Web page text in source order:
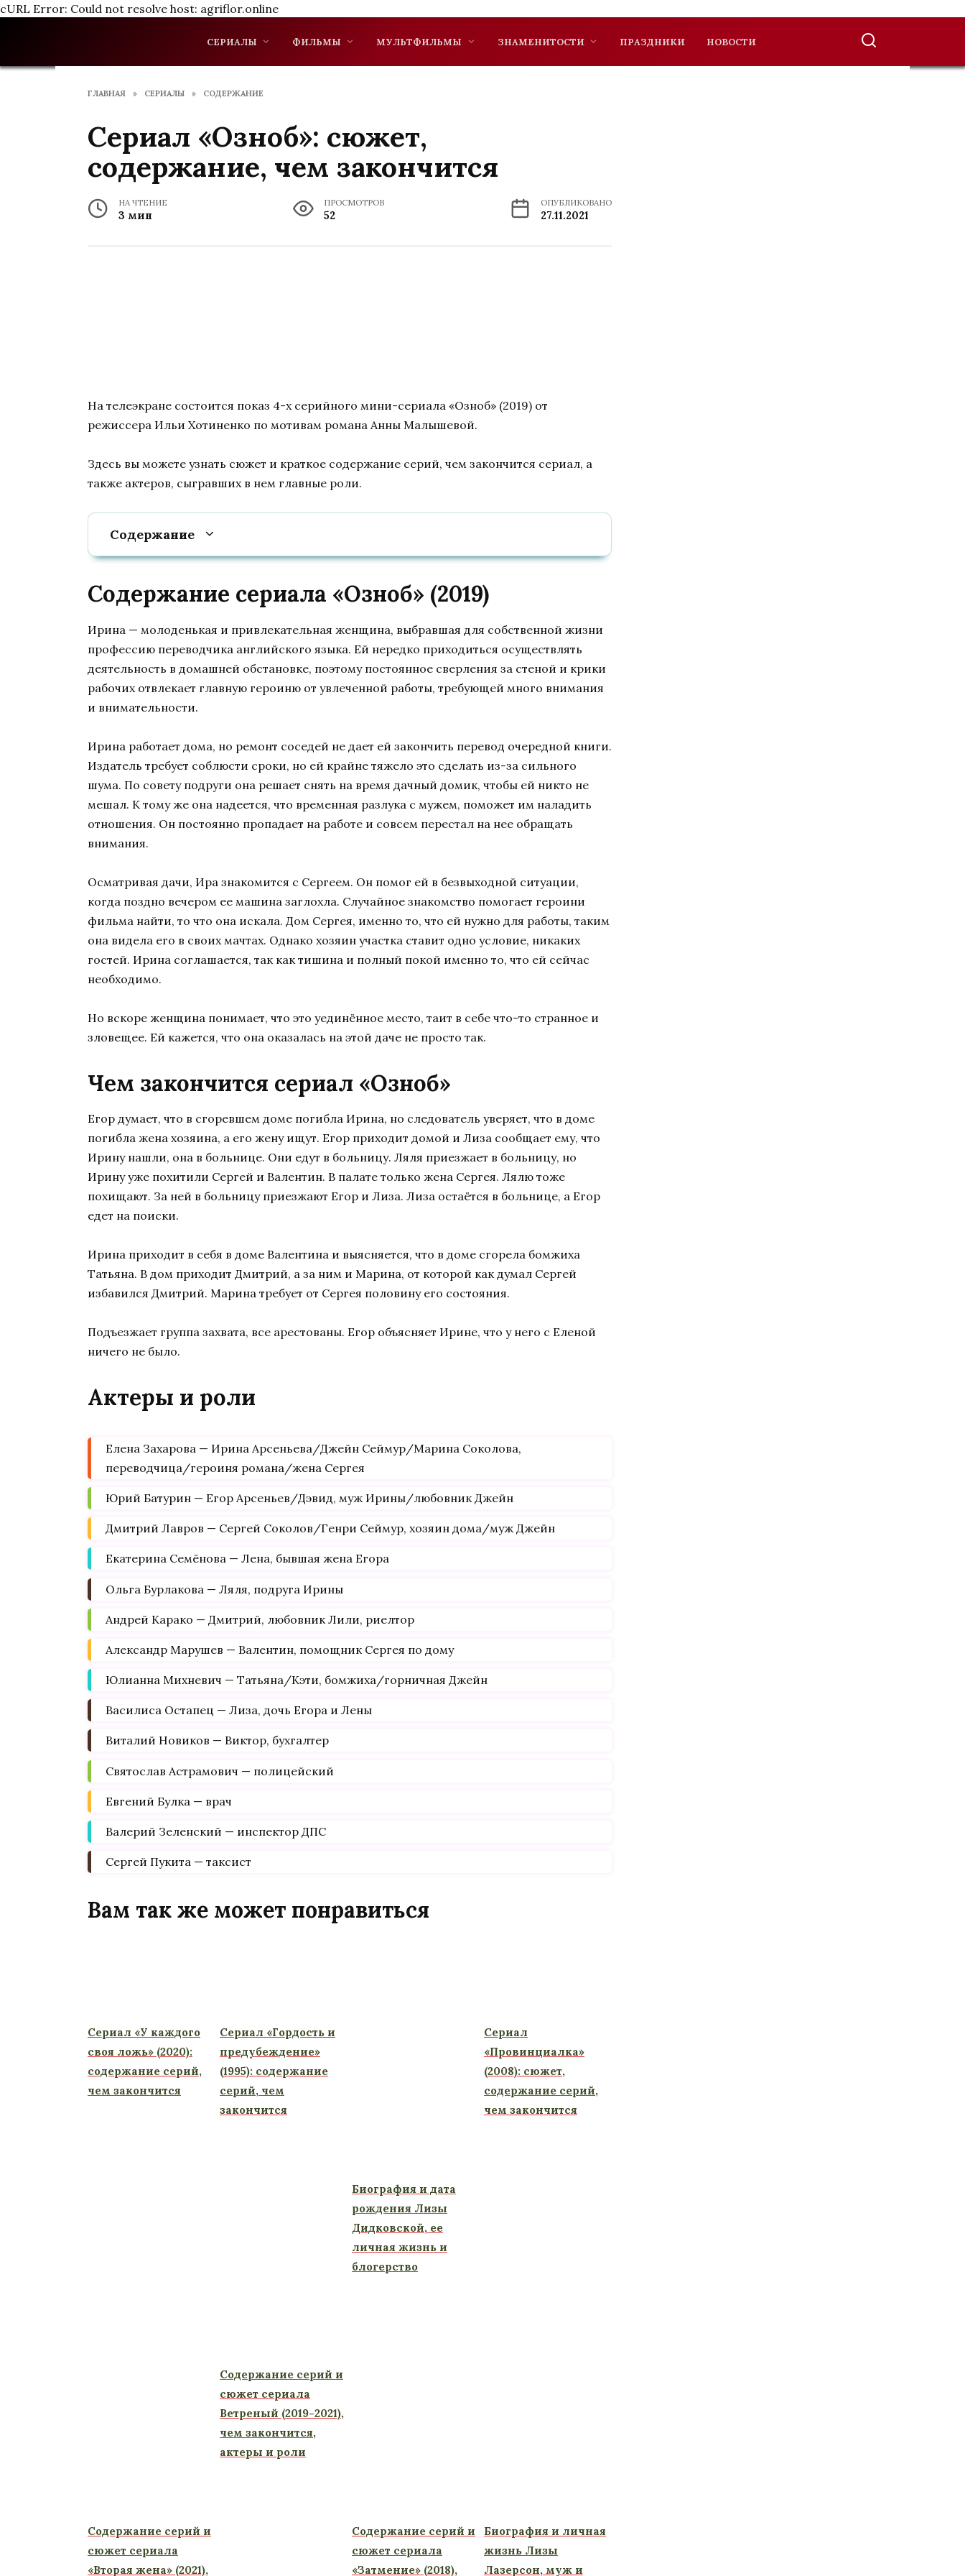
cURL Error: Could not resolve host: agriflor.online
СЕРИАЛЫ ФИЛЬМЫ МУЛЬТФИЛЬМЫ ЗНАМЕНИТОСТИ ПРАЗДНИКИ НОВОСТИ
ГЛАВНАЯ » СЕРИАЛЫ » СОДЕРЖАНИЕ
Сериал «Озноб»: сюжет,
содержание, чем закончится
НА ЧТЕНИЕ
3 мин
ПРОСМОТРОВ
52
ОПУБЛИКОВАНО
27.11.2021
На телеэкране состоится показ 4-х серийного мини-сериала «Озноб» (2019) от
режиссера Ильи Хотиненко по мотивам романа Анны Малышевой.
Здесь вы можете узнать сюжет и краткое содержание серий, чем закончится сериал, а
также актеров, сыгравших в нем главные роли.
Содержание
Содержание сериала «Озноб» (2019)
Ирина — молоденькая и привлекательная женщина, выбравшая для собственной жизни
профессию переводчика английского языка. Ей нередко приходиться осуществлять
деятельность в домашней обстановке, поэтому постоянное сверления за стеной и крики
рабочих отвлекает главную героиню от увлеченной работы, требующей много внимания
и внимательности.
Ирина работает дома, но ремонт соседей не дает ей закончить перевод очередной книги.
Издатель требует соблюсти сроки, но ей крайне тяжело это сделать из-за сильного
шума. По совету подруги она решает снять на время дачный домик, чтобы ей никто не
мешал. К тому же она надеется, что временная разлука с мужем, поможет им наладить
отношения. Он постоянно пропадает на работе и совсем перестал на нее обращать
внимания.
Осматривая дачи, Ира знакомится с Сергеем. Он помог ей в безвыходной ситуации,
когда поздно вечером ее машина заглохла. Случайное знакомство помогает героини
фильма найти, то что она искала. Дом Сергея, именно то, что ей нужно для работы, таким
она видела его в своих мачтах. Однако хозяин участка ставит одно условие, никаких
гостей. Ирина соглашается, так как тишина и полный покой именно то, что ей сейчас
необходимо.
Но вскоре женщина понимает, что это уединённое место, таит в себе что-то странное и
зловещее. Ей кажется, что она оказалась на этой даче не просто так.
Чем закончится сериал «Озноб»
Егор думает, что в сгоревшем доме погибла Ирина, но следователь уверяет, что в доме
погибла жена хозяина, а его жену ищут. Егор приходит домой и Лиза сообщает ему, что
Ирину нашли, она в больнице. Они едут в больницу. Ляля приезжает в больницу, но
Ирину уже похитили Сергей и Валентин. В палате только жена Сергея. Лялю тоже
похищают. За ней в больницу приезжают Егор и Лиза. Лиза остаётся в больнице, а Егор
едет на поиски.
Ирина приходит в себя в доме Валентина и выясняется, что в доме сгорела бомжиха
Татьяна. В дом приходит Дмитрий, а за ним и Марина, от которой как думал Сергей
избавился Дмитрий. Марина требует от Сергея половину его состояния.
Подъезжает группа захвата, все арестованы. Егор объясняет Ирине, что у него с Еленой
ничего не было.
Актеры и роли
Елена Захарова — Ирина Арсеньева/Джейн Сеймур/Марина Соколова,
переводчица/героиня романа/жена Сергея
Юрий Батурин — Егор Арсеньев/Дэвид, муж Ирины/любовник Джейн
Дмитрий Лавров — Сергей Соколов/Генри Сеймур, хозяин дома/муж Джейн
Екатерина Семёнова — Лена, бывшая жена Егора
Ольга Бурлакова — Ляля, подруга Ирины
Андрей Карако — Дмитрий, любовник Лили, риелтор
Александр Марушев — Валентин, помощник Сергея по дому
Юлианна Михневич — Татьяна/Кэти, бомжиха/горничная Джейн
Василиса Остапец — Лиза, дочь Егора и Лены
Виталий Новиков — Виктор, бухгалтер
Святослав Астрамович — полицейский
Евгений Булка — врач
Валерий Зеленский — инспектор ДПС
Сергей Пукита — таксист
Вам так же может понравиться
Сериал «У каждого
своя ложь» (2020):
содержание серий,
чем закончится
Сериал «Гордость и
предубеждение»
(1995): содержание
серий, чем
закончится
Биография и дата
рождения Лизы
Дидковской, ее
личная жизнь и
блогерство
Сериал
«Провинциалка»
(2008): сюжет,
содержание серий,
чем закончится
Содержание серий и
сюжет сериала
«Вторая жена» (2021),
Содержание серий и
сюжет сериала
Ветреный (2019-2021),
чем закончится,
актеры и роли
Содержание серий и
сюжет сериала
«Затмение» (2018),
Биография и личная
жизнь Лизы
Лазерсон, муж и